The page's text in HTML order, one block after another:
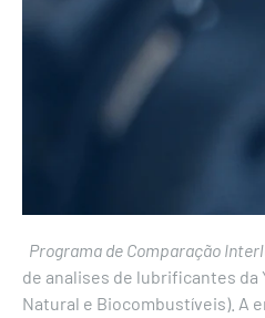
Programa de Comparação
de analises de lubrificantes da
Natural e Biocombustíveis). A